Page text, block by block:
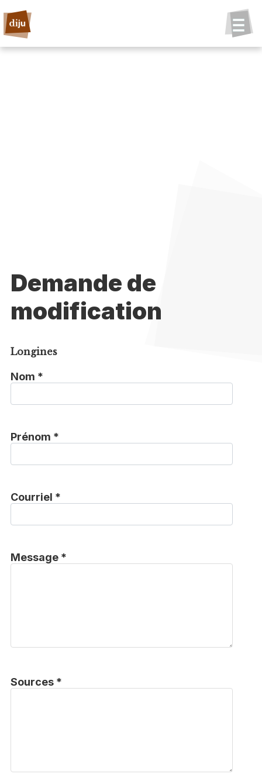
Demande de
modification
Longines
Nom *
Prénom *
Courriel *
Message *
Sources *